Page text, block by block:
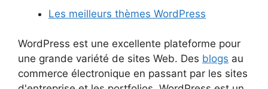
Les meilleurs thèmes WordPress
WordPress est une excellente plateforme pour
une grande variété de sites Web. Des blogs au
commerce électronique en passant par les sites